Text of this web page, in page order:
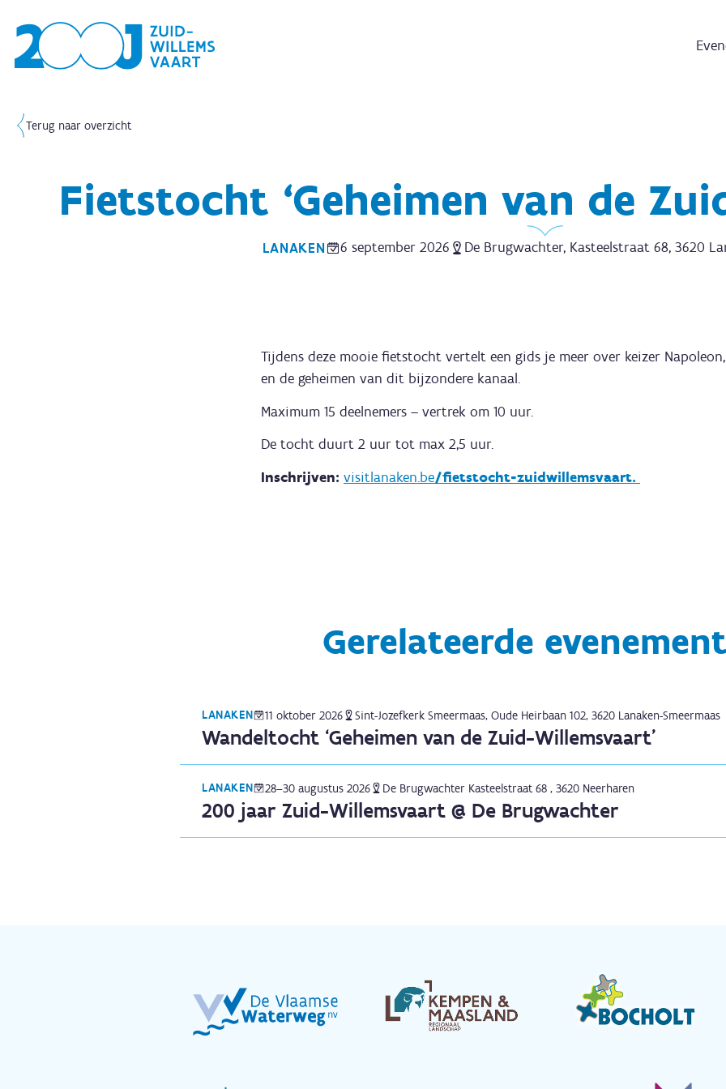
Terug naar overzicht
Fietstocht ‘Geheimen van de
LANAKEN 6 september 2026 De Brugwachter, Kasteelstraat 68, 3620
Tijdens deze mooie fietstocht vertelt een gids je meer over keizer
en de geheimen van dit bijzondere kanaal.
Maximum 15 deelnemers – vertrek om 10 uur.
De tocht duurt 2 uur tot max 2,5 uur.
Inschrijven: visitlanaken.be/fietstocht-zuidwillemsvaart.
Gerelateerde
LANAKEN 11 oktober 2026 Sint-Jozefkerk Smeermaas, Oude Heirbaan 102, 3620 Lanaken-Smeermaas
Wandeltocht ‘Geheimen van de Zuid-Willemsvaart’
LANAKEN 28–30 augustus 2026 De Brugwachter Kasteelstraat 68 , 3620 Neerharen
200 jaar Zuid-Willemsvaart @ De Brugwachter